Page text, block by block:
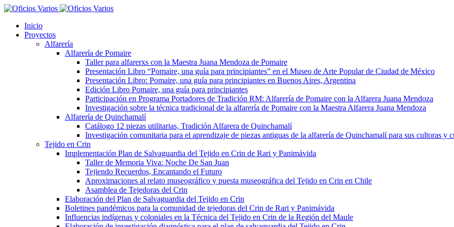
Inicio
Proyectos
Alfarería
Alfarería de Pomaire
Taller para alfarerxs con la Maestra Juana Mendoza de Pomaire
Presentación Libro “Pomaire, una guía para principiantes” en el Museo de Arte Popular de Ciudad de México
Presentación Libro: Pomaire, una guía para principiantes en Buenos Aires, Argentina
Edición Libro Pomaire, una guía para principiantes
Participación en Programa Portadores de Tradición RM: Alfarería de Pomaire con la Alfarera Juana Mendoza
Investigación sobre la técnica tradicional de la alfarería de Pomaire con la Maestra Alfarera Juana Mendoza
Alfarería de Quinchamalí
Catálogo 12 piezas utilitarias, Tradición Alfarera de Quinchamalí
Investigación comunitaria para el aprendizaje de piezas antiguas de la alfarería de Quinchamalí para sus cultoras y
Tejido en Crin
Implementación Plan de Salvaguardia del Tejido en Crin de Rari y Panimávida
Taller de Memoria Viva: Noche De San Juan
Tejiendo Recuerdos, Encantando el Futuro
Aproximaciones al relato museográfico y puesta museográfica del Tejido en Crin en Chile
Asamblea de Tejedoras del Crin
Elaboración del Plan de Salvaguardia del Tejido en Crin
Boletines pandémicos para la comunidad de tejedoras del Crin de Rari y Panimávida
Influencias indígenas y coloniales en la Técnica del Tejido en Crin de la Región del Maule